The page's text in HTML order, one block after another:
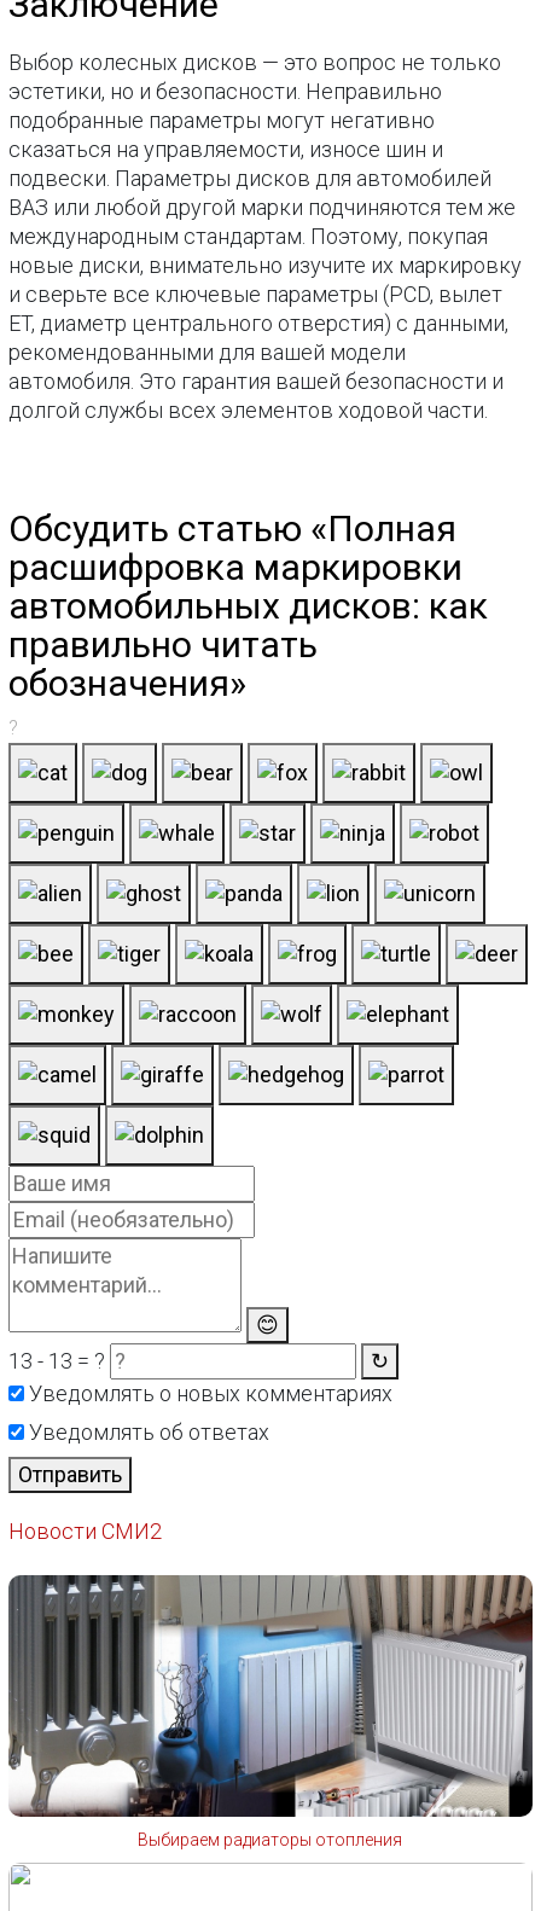
Выбор колесных дисков — это вопрос не только
эстетики, но и безопасности. Неправильно
подобранные параметры могут негативно
сказаться на управляемости, износе шин и
подвески. Параметры дисков для автомобилей
ВАЗ или любой другой марки подчиняются тем же
международным стандартам. Поэтому, покупая
новые диски, внимательно изучите их маркировку
и сверьте все ключевые параметры (PCD, вылет
ET, диаметр центрального отверстия) с данными,
рекомендованными для вашей модели
автомобиля. Это гарантия вашей безопасности и
долгой службы всех элементов ходовой части.
Обсудить статью «Полная
расшифровка маркировки
автомобильных дисков: как
правильно читать
обозначения»
?
😊
13 - 13 = ?
↻
Уведомлять о новых комментариях
Уведомлять об ответах
Отправить
Новости СМИ2
Выбираем радиаторы отопления